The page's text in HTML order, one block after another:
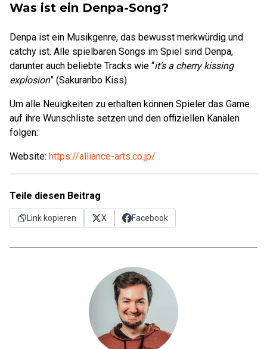
Was ist ein Denpa-Song?
Denpa ist ein Musikgenre, das bewusst merkwürdig und
catchy ist. Alle spielbaren Songs im Spiel sind Denpa,
darunter auch beliebte Tracks wie “it’s a cherry kissing
explosion” (Sakuranbo Kiss).
Um alle Neuigkeiten zu erhalten können Spieler das Game
auf ihre Wunschliste setzen und den offiziellen Kanälen
folgen:
Website: https://alliance-arts.co.jp/
Teile diesen Beitrag
Link kopieren X Facebook